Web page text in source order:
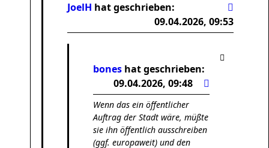
JoelH hat geschrieben:
09.04.2026, 09:53
bones hat geschrieben:
09.04.2026, 09:48
Wenn das ein öffentlicher
Auftrag der Stadt wäre, müßte
sie ihn öffentlich ausschreiben
(ggf. europaweit) und den